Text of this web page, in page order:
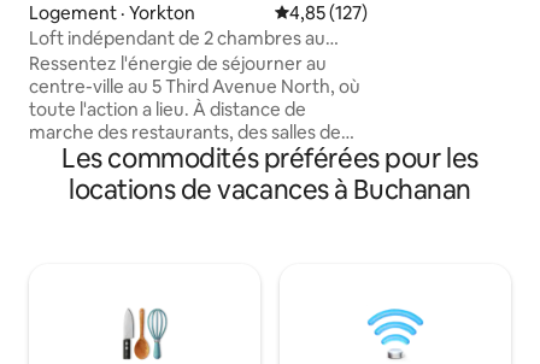
Logement · Yorkton Note moyenne de 4,85 sur 5,
4,85 (127)
Loft indépendant de 2 chambres au
centre-ville de Yorkton
Ressentez l'énergie de séjourner au
centre-ville au 5 Third Avenue North, où
toute l'action a lieu. À distance de
marche des restaurants, des salles de
sport, du parc central, des boutiques, ce
qu'une personne pourrait demander
d'autre ? Cet espace dispose de grandes
également leurs propres téléviseurs.
Beaucoup d'espace pour accueillir une
trajet à travers le
incroyables
Les commodités préférées pour les
locations de vacances à Buchanan